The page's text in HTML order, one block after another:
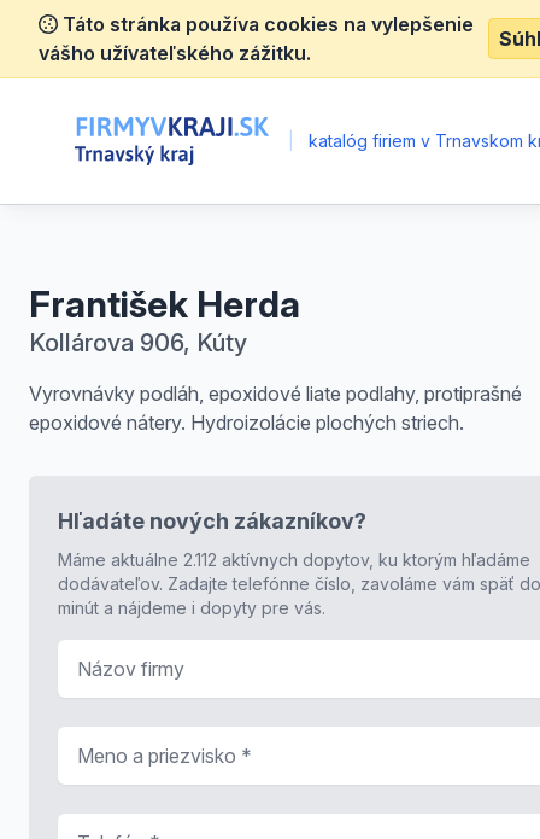
Táto stránka používa cookies na vylepšenie
vášho užívateľského zážitku.
katalóg firiem v Trnavskom
František Herda
Kollárova 906, Kúty
Vyrovnávky podláh, epoxidové liate podlahy, protiprašné
epoxidové nátery. Hydroizolácie plochých striech.
Hľadáte nových zákazníkov?
Máme aktuálne 2.112 aktívnych dopytov, ku ktorým hľadáme
dodávateľov. Zadajte telefónne číslo, zavoláme vám späť
minút a nájdeme i dopyty pre vás.